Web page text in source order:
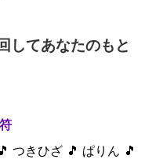
してあなたのもと
🎵 つきひざ 🎵 ぱりん 🎵